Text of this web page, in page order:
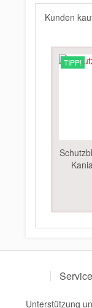
Kunden
TIPP!
Service
Unterstützung